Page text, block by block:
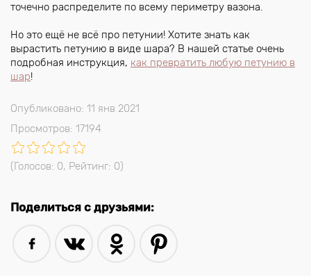
точечно распределите по всему периметру вазона.
Но это ещё не всё про петунии! Хотите знать как
вырастить петунию в виде шара? В нашей статье очень
подробная инструкция, как превратить любую петунию в
шар!
Опубликовано: 11 янв 2021
Просмотров: 17194
(Голосов: 0, Рейтинг: 0)
Поделиться с друзьями: